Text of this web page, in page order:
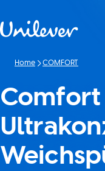
Home COMFORT
Comfort